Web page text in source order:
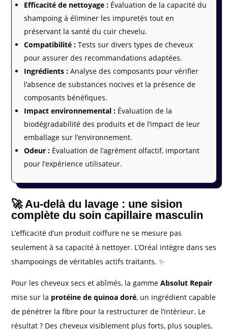
Efficacité de nettoyage : Évaluation de la capacité du
shampoing à éliminer les impuretés tout en
préservant la santé du cuir chevelu.
Compatibilité : Tests sur divers types de cheveux
pour assurer des recommandations adaptées.
Ingrédients : Analyse des composants pour vérifier
l’absence de substances nocives et la présence de
composants bénéfiques.
Impact environnemental : Évaluation de la
biodégradabilité des produits et de l’impact de leur
emballage sur l’environnement.
Odeur : Évaluation de l’agrément olfactif, important
pour l’expérience utilisateur.
🚀 Au-delà du lavage : une sision
complète du soin capillaire masculin
L’efficacité d’un produit coiffure ne se mesure pas
seulement à sa capacité à nettoyer. L’Oréal intègre dans ses
shampooings de véritables actifs traitants. ✨
Pour les cheveux secs et abîmés, la gammeAbsolut Repair
mise sur la protéine de quinoa doré, un ingrédient capable
de pénétrer la fibre pour la restructurer de l’intérieur. Le
résultat ? Des cheveux visiblement plus forts, plus souples,